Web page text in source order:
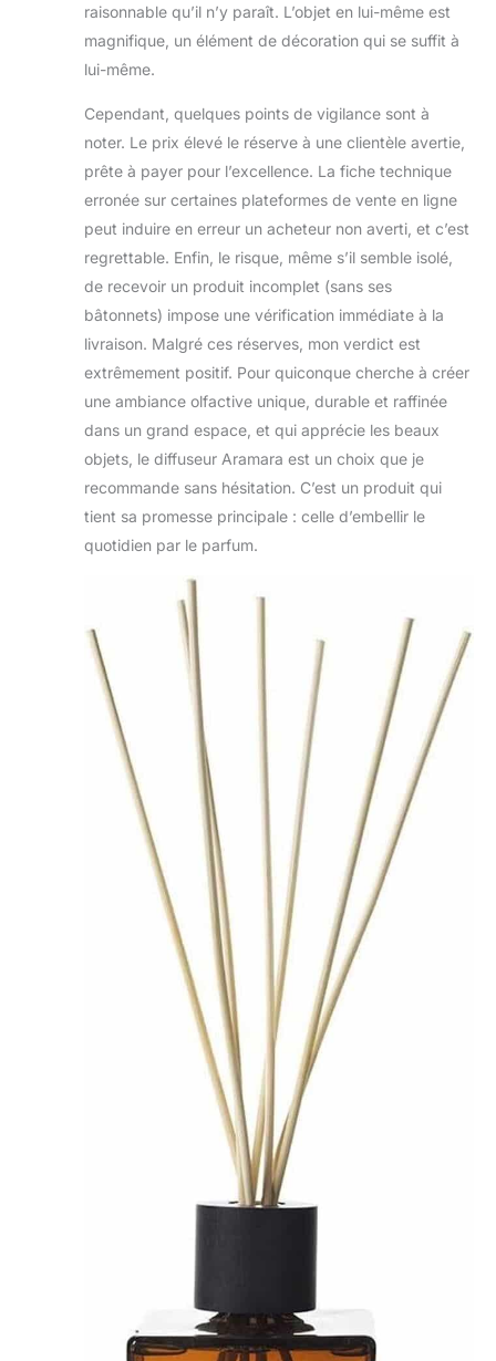
raisonnable qu’il n’y paraît. L’objet en lui-même est
magnifique, un élément de décoration qui se suffit à
lui-même.
Cependant, quelques points de vigilance sont à
noter. Le prix élevé le réserve à une clientèle avertie,
prête à payer pour l’excellence. La fiche technique
erronée sur certaines plateformes de vente en ligne
peut induire en erreur un acheteur non averti, et c’est
regrettable. Enfin, le risque, même s’il semble isolé,
de recevoir un produit incomplet (sans ses
bâtonnets) impose une vérification immédiate à la
livraison. Malgré ces réserves, mon verdict est
extrêmement positif. Pour quiconque cherche à créer
une ambiance olfactive unique, durable et raffinée
dans un grand espace, et qui apprécie les beaux
objets, le diffuseur Aramara est un choix que je
recommande sans hésitation. C’est un produit qui
tient sa promesse principale : celle d’embellir le
quotidien par le parfum.